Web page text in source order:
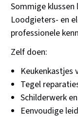
Sommige
Loodgieters- en
professionele
Zelf doen:
Keukenkastjes
Tegel
Schilderwerk
Eenvoudige